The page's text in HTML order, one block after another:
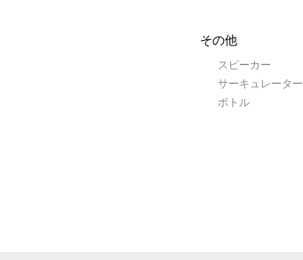
その他
スピーカー
サーキュレーター
ボトル